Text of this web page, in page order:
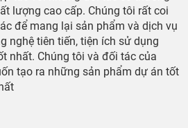
lượng cao cấp. Chúng tôi rất coi
để mang lại sản phẩm và dịch vụ
nghệ tiên tiến, tiện ích sử dụng
nhất. Chúng tôi và đối tác của
tạo ra những sản phẩm dự án tốt